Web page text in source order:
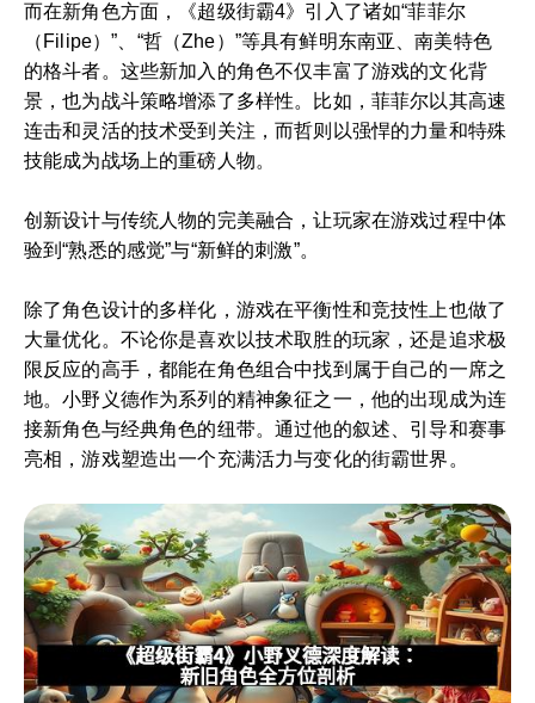
而在新角色方面，《超级街霸4》引入了诸如“菲菲尔
（Filipe）”、“哲（Zhe）”等具有鲜明东南亚、南美特色
的格斗者。这些新加入的角色不仅丰富了游戏的文化背
景，也为战斗策略增添了多样性。比如，菲菲尔以其高速
连击和灵活的技术受到关注，而哲则以强悍的力量和特殊
技能成为战场上的重磅人物。
创新设计与传统人物的完美融合，让玩家在游戏过程中体
验到“熟悉的感觉”与“新鲜的刺激”。
除了角色设计的多样化，游戏在平衡性和竞技性上也做了
大量优化。不论你是喜欢以技术取胜的玩家，还是追求极
限反应的高手，都能在角色组合中找到属于自己的一席之
地。小野义德作为系列的精神象征之一，他的出现成为连
接新角色与经典角色的纽带。通过他的叙述、引导和赛事
亮相，游戏塑造出一个充满活力与变化的街霸世界。